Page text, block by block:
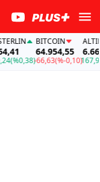
BITCOIN
64.954,55
-66,63(%-0,10)
ALTIN
167,96